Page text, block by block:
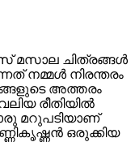
മസാല ചിത്രങ്ങൾ
നമ്മൾ നിരന്തരം
അത്തരം
രീതിയിൽ
മറുപടിയാണ്
ഒരുക്കിയ